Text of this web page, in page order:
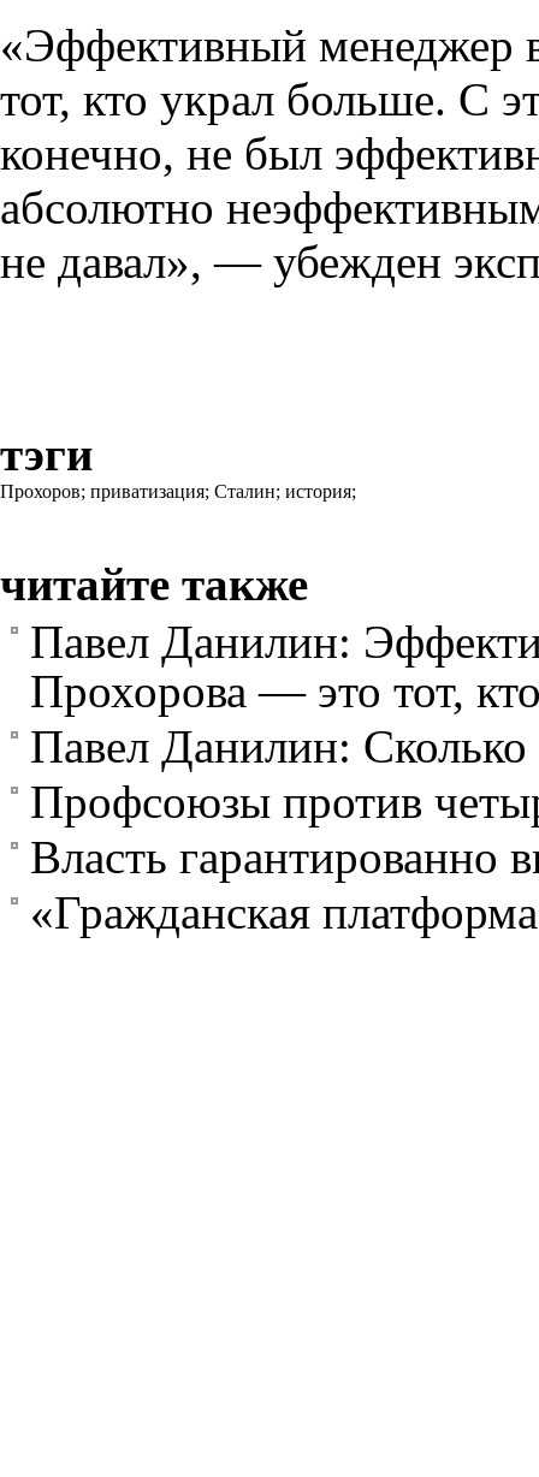
«Эффективный менеджер
тот, кто украл больше. С
конечно, не был
абсолютно
не давал», — убежден
тэги
Прохоров; приватизация; Сталин; история;
читайте также
Павел Данилин:
Прохорова — это тот,
Павел Данилин:
Профсоюзы против
Власть гарантированно
«Гражданская